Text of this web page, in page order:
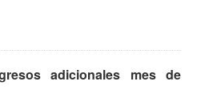
adicionales mes de